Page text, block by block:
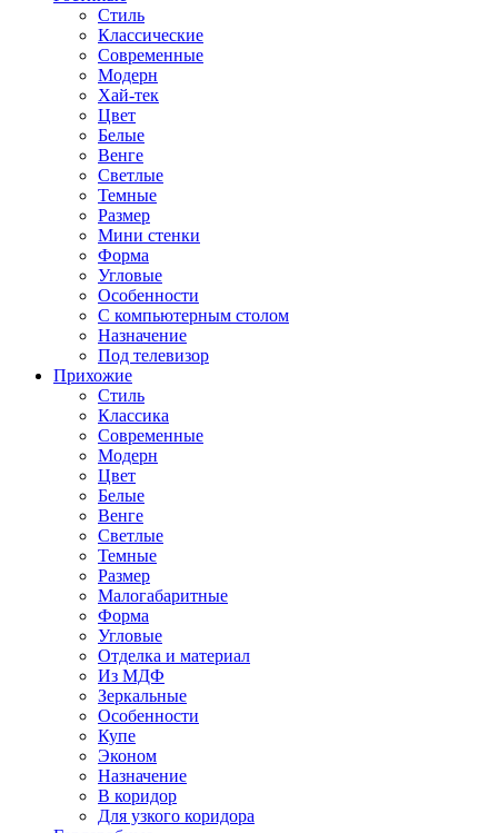
Стиль
Классические
Современные
Модерн
Хай-тек
Цвет
Белые
Венге
Светлые
Темные
Размер
Мини стенки
Форма
Угловые
Особенности
С компьютерным столом
Назначение
Под телевизор
Прихожие
Стиль
Классика
Современные
Модерн
Цвет
Белые
Венге
Светлые
Темные
Размер
Малогабаритные
Форма
Угловые
Отделка и материал
Из МДФ
Зеркальные
Особенности
Купе
Эконом
Назначение
В коридор
Для узкого коридора